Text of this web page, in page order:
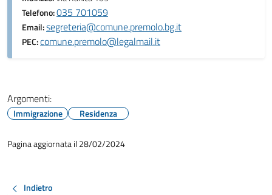
Telefono:035 701059
Email:segreteria@comune.premolo.bg.it
PEC:comune.premolo@legalmail.it
Argomenti:
Immigrazione Residenza
Pagina aggiornata il 28/02/2024
Indietro